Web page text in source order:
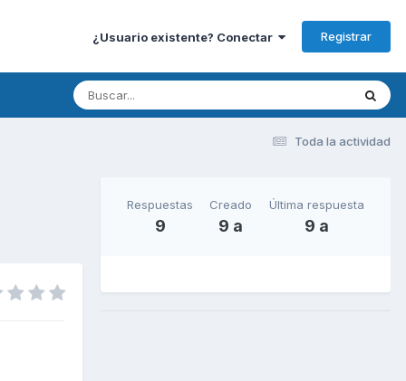
¿Usuario existente? Conectar Registrar
Toda la actividad
Respuestas
9
Creado
9 a
Última respuesta
9 a